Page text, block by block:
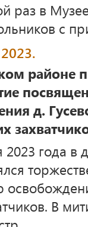
раз в
с
районе
д.
года в
В